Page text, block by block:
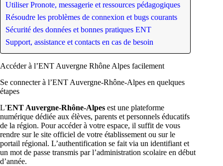
Utiliser Pronote, messagerie et ressources pédagogiques
Résoudre les problèmes de connexion et bugs courants
Sécurité des données et bonnes pratiques ENT
Support, assistance et contacts en cas de besoin
Accéder à l’ENT Auvergne Rhône Alpes facilement
Se connecter à l’ENT Auvergne-Rhône-Alpes en quelques
étapes
L’ENT Auvergne-Rhône-Alpes est une plateforme
numérique dédiée aux élèves, parents et personnels éducatifs
de la région. Pour accéder à votre espace, il suffit de vous
rendre sur le site officiel de votre établissement ou sur le
portail régional. L’authentification se fait via un identifiant et
un mot de passe transmis par l’administration scolaire en début
d’année.